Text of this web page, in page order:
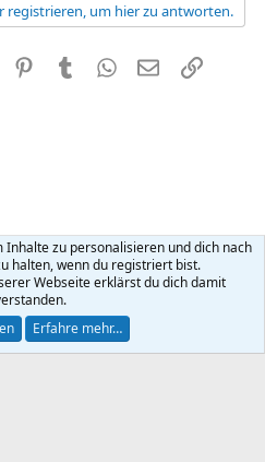
registrieren, um hier zu antworten.
PinterestTumblr WhatsApp
E-MailLink
Datenschutz Hilfe
R
2026 XenForo Ltd.
Inhalte zu personalisieren und dich nach
halten, wenn du registriert bist.
Webseite erklärst du dich damit
Erfahre mehr…